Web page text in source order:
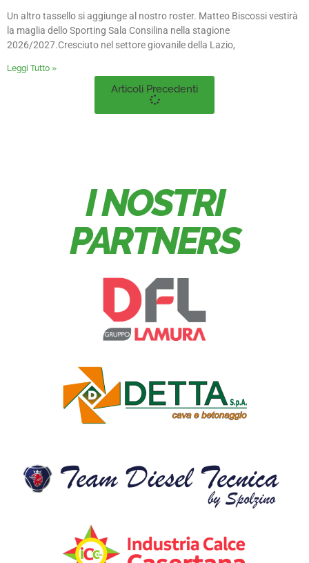
Un altro tassello si aggiunge al nostro roster. Matteo Biscossi vestirà
la maglia dello Sporting Sala Consilina nella stagione
2026/2027.Cresciuto nel settore giovanile della Lazio,
Leggi Tutto »
Articoli Precedenti
I NOSTRI
PARTNERS